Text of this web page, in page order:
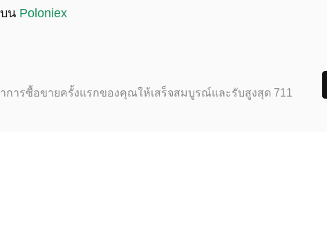
น Poloniex
การซื้อขายครั้งแรกของคุณให้เสร็จสมบูรณ์และรับสูงสุด 711